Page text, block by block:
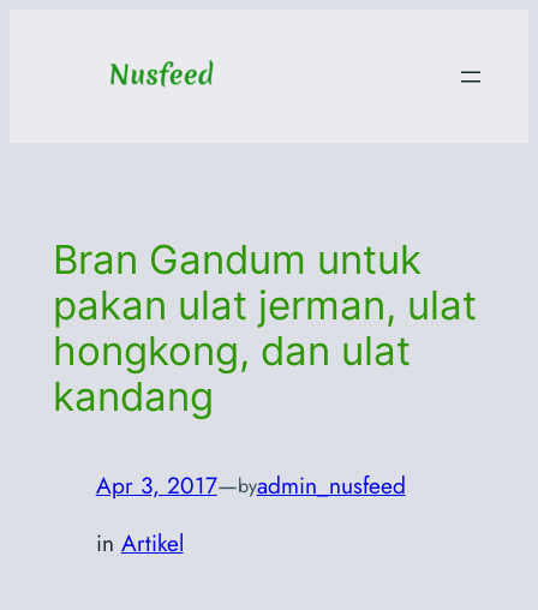
Bran Gandum untuk
pakan ulat jerman, ulat
hongkong, dan ulat
kandang
Apr 3, 2017—byadmin_nusfeed
in Artikel